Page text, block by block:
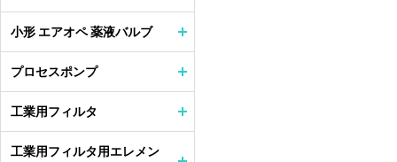
小形 エアオペ 薬液バルブ
プロセスポンプ
工業用フィルタ
工業用フィルタ用エレメン